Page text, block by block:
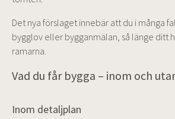
Det nya förslaget innebär att du i många
bygglov eller bygganmälan, så länge ditt
ramarna.
Vad du får bygga – inom och
Inom detaljplan